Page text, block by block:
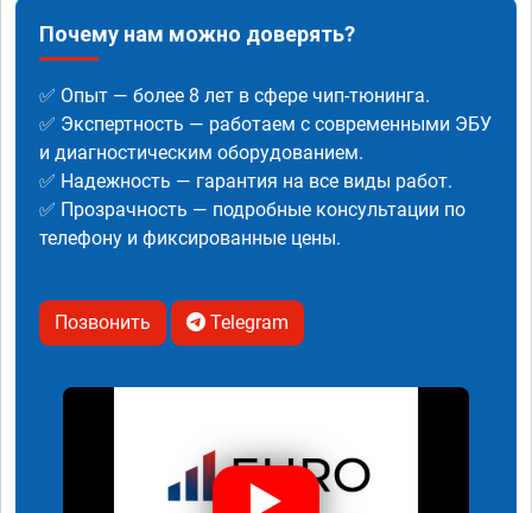
Почему нам можно доверять?
✅ Опыт — более 8 лет в сфере чип-тюнинга.
✅ Экспертность — работаем с современными ЭБУ
и диагностическим оборудованием.
✅ Надежность — гарантия на все виды работ.
✅ Прозрачность — подробные консультации по
телефону и фиксированные цены.
Позвонить Telegram